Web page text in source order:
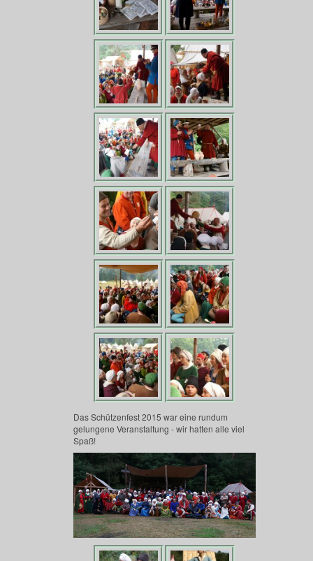
Das Schützenfest 2015 war eine rundum
gelungene Veranstaltung - wir hatten alle viel
Spaß!